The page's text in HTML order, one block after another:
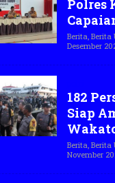
Polres
Berita, Berita
Desember
182
Siap
Berita, Berita
November